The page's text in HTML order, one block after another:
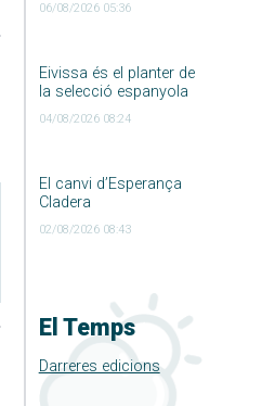
06/08/2026 05:36
Eivissa és el planter de
la selecció espanyola
04/08/2026 08:24
El canvi d’Esperança
Cladera
02/08/2026 08:43
El Temps
Darreres edicions